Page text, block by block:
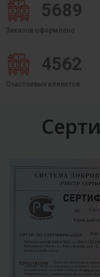
5689
Заказов оформлено
4562
Счастливых клиентов